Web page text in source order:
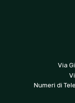
Via
Numeri di